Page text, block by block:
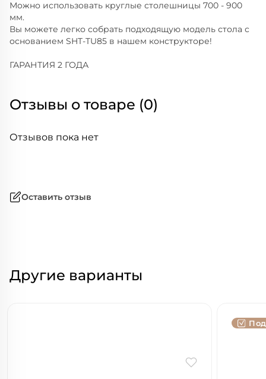
Можно использовать круглые столешницы 700 - 900
мм.
Вы можете легко собрать подходящую модель стола с
основанием SHT-TU85 в нашем конструкторе!
ГАРАНТИЯ 2 ГОДА
Отзывы о товаре (0)
Отзывов пока нет
Оставить отзыв
Другие варианты